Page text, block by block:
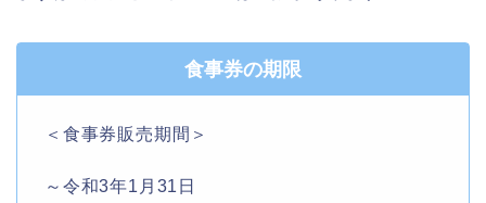
食事券の期限
＜食事券販売期間＞
～令和3年1月31日